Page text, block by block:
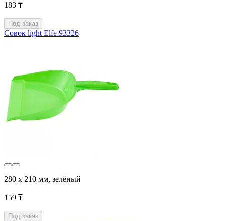
183 ₸
Под заказ
Совок light Elfe 93326
280 x 210 мм, зелёный
159 ₸
Под заказ